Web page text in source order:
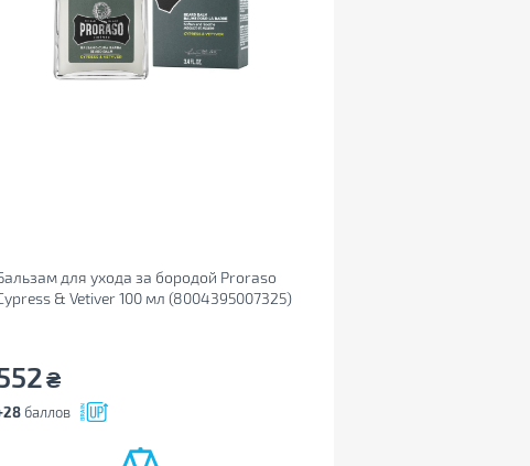
для ухода за бородой Proraso
& Vetiver 100 мл (8004395007325)
₴
баллов